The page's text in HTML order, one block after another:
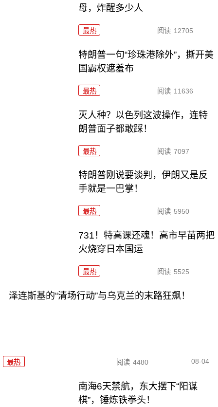
母，炸醒多少人
最热 阅读 12705
特朗普一句“珍珠港除外”，撕开美
国霸权遮羞布
最热 阅读 11636
灭人种？以色列这波操作，连特
朗普面子都敢踩！
最热 阅读 7097
特朗普刚说要谈判，伊朗又是反
手就是一巴掌！
最热 阅读 5950
731！特高课还魂！高市早苗两把
火烧穿日本国运
最热 阅读 5525
泽连斯基的“清场行动”与乌克兰的末路狂飙！
最热 阅读 4480 08-04
南海6天禁航，东大摆下“阳谋
棋”，锤炼铁拳头！